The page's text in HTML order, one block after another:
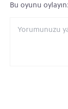
Bu oyunu oylayın: